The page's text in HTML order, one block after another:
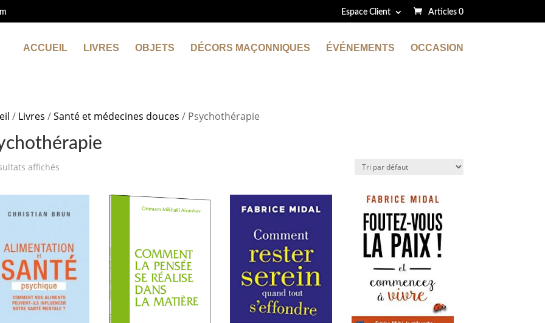
Espace Client Articles 0
ACCUEIL LIVRES OBJETS DÉCORS MAÇONNIQUES ÉVÉNEMENTS OCCASION
/ Livres /Santé et médecines douces / Psychothérapie
affichés